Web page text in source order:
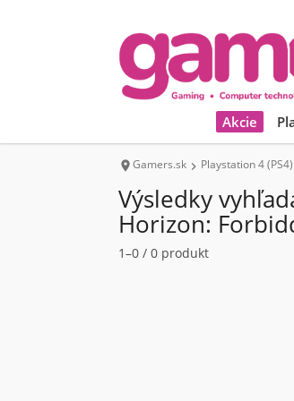
Akcie
Gamers.sk  Playstation 4
Výsledky
Horizon:
1–0 / 0 produkt